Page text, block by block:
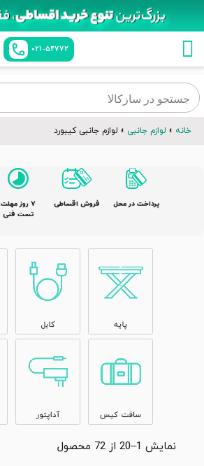
021-54772
خانه » لوازم جانبی » لوازم جانبی کیبورد
پرداخت در محل فروش اقساطی
٧ روز مهلت
تست فنی
نمایش 1–20 از 72 محصول